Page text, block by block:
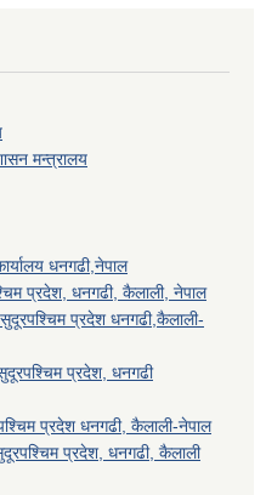
मन्त्रालय
धनगढी,नेपाल
प्रदेश, धनगढी, कैलाली, नेपाल
सुदूरपश्चिम प्रदेश धनगढी,कैलाली-
प्रदेश, धनगढी
प्रदेश धनगढी, कैलाली-नेपाल
प्रदेश, धनगढी, कैलाली